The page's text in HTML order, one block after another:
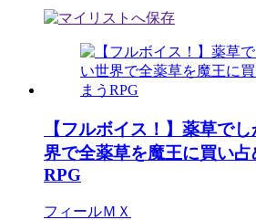
【フルボイス！】薬草で
界で全薬草を魔王に買い占
RPG
フィールＭＸ